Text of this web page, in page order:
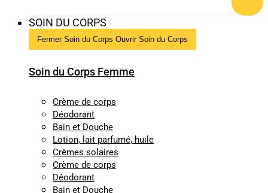
SOIN DU CORPS
Fermer Soin du Corps Ouvrir Soin du Corps
Soin du Corps Femme
Crème de corps
Déodorant
Bain et Douche
Lotion, lait parfumé, huile
Crèmes solaires
Crème de corps
Déodorant
Bain et Douche